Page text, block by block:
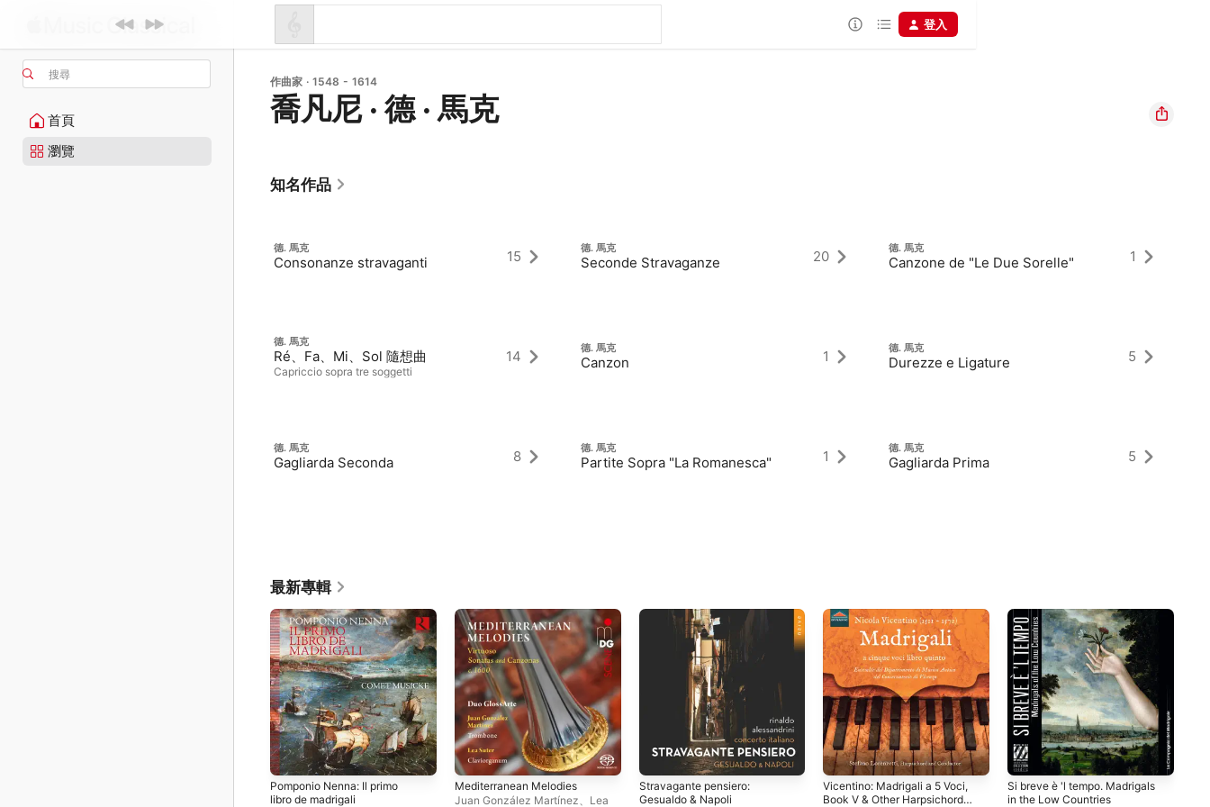
搜尋
首頁
瀏覽
登入
作曲家 · 1548 - 1614
喬凡尼 · 德 · 馬克
知名作品
德. 馬克
Consonanze stravaganti 15
德. 馬克
Ré、Fa、Mi、Sol 隨想曲
Capriccio sopra tre soggetti
14
德. 馬克
Gagliarda Seconda 8
德. 馬克
Seconde Stravaganze 20
德. 馬克
Canzon 1
德. 馬克
Partite Sopra "La Romanesca" 1
德. 馬克
Canzone de "Le Due Sorelle" 1
德. 馬克
Durezze e Ligature 5
德. 馬克
Gagliarda Prima 5
最新專輯
Pomponio Nenna: Il primo
libro de madrigali
Mediterranean Melodies
Juan González Martínez
Lea
Stravagante pensiero:
Gesualdo & Napoli
Vicentino: Madrigali a 5 Voci,
Book V & Other Harpsichord
Si breve è 'l tempo. Madrigals
in the Low Countries